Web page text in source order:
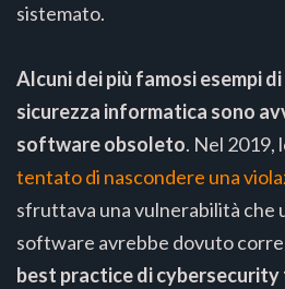
sistemato.
Alcuni dei più famosi esempi
sicurezza informatica sono
software obsoleto. Nel 2019,
tentato di nascondere una
sfruttava una vulnerabilità che
software avrebbe dovuto
best practice di